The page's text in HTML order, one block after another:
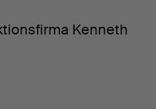
Kenneth